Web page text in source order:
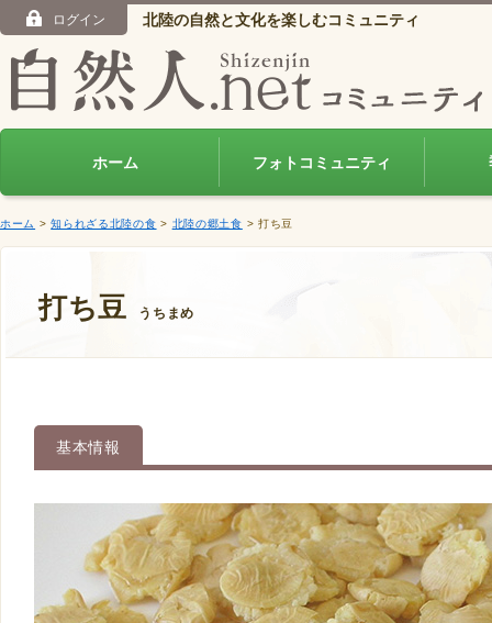
ログイン 北陸の自然と文化を楽しむコミュニティ
ホーム フォトコミュニティ
ホーム >知られざる北陸の食 > 北陸の郷土食 > 打ち豆
打ち豆 うちまめ
基本情報